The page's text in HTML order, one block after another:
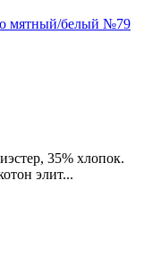
мятный/белый №79
35% хлопок.
элит...